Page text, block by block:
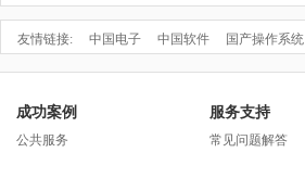
友情链接: 中国电子 中国软件 国产操作系统
成功案例
公共服务
服务支持
常见问题解答